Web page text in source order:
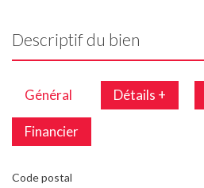
Descriptif du bien
Général Détails +
Financier
Code postal